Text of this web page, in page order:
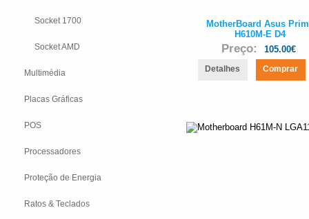
MotherBoard Asus
H610M-E D4
Preço: 105.00€
Detalhes Comprar
Socket 1700
Socket AMD
Multimédia
Placas Gráficas
POS
Processadores
Proteção de Energia
Ratos & Teclados